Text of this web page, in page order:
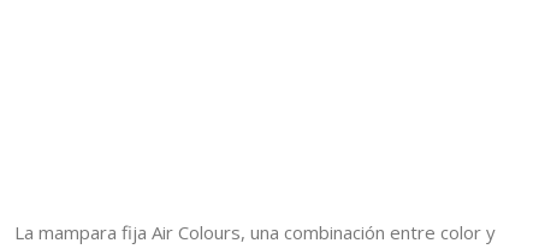
La mampara fija Air Colours, una combinación entre color y